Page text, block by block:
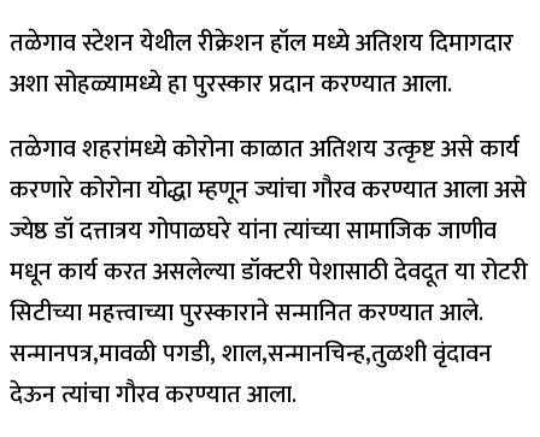
तळेगाव स्टेशन येथील रीक्रेशन हॉल मध्ये अतिशय दिमागदार
अशा सोहळ्यामध्ये हा पुरस्कार प्रदान करण्यात आला.
तळेगाव शहरांमध्ये कोरोना काळात अतिशय उत्कृष्ट असे कार्य
करणारे कोरोना योद्धा म्हणून ज्यांचा गौरव करण्यात आला असे
ज्येष्ठ डॉ दत्तात्रय गोपाळघरे यांना त्यांच्या सामाजिक जाणीव
मधून कार्य करत असलेल्या डॉक्टरी पेशासाठी देवदूत या रोटरी
सिटीच्या महत्त्वाच्या पुरस्काराने सन्मानित करण्यात आले.
सन्मानपत्र,मावळी पगडी, शाल,सन्मानचिन्ह,तुळशी वृंदावन
देऊन त्यांचा गौरव करण्यात आला.